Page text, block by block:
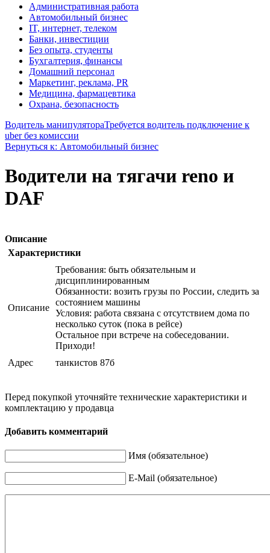
Административная работа
Автомобильный бизнес
IT, интернет, телеком
Банки, инвестиции
Без опыта, студенты
Бухгалтерия, финансы
Домашний персонал
Маркетинг, реклама, PR
Медицина, фармацевтика
Охрана, безопасность
Водитель манипулятораТребуется водитель подключение к
uber без комиссии
Вернуться к: Автомобильный бизнес
Водители на тягачи reno и
DAF
Описание
Характеристики
Описание
Требования: быть обязательным и
дисциплинированным
Обязанности: возить грузы по России, следить за
состоянием машины
Условия: работа связана с отсутствием дома по
несколько суток (пока в рейсе)
Остальное при встрече на собеседовании.
Приходи!
Адрес
танкистов 87б
Перед покупкой уточняйте технические характеристики и
комплектацию у продавца
Добавить комментарий
Имя (обязательное)
E-Mail (обязательное)